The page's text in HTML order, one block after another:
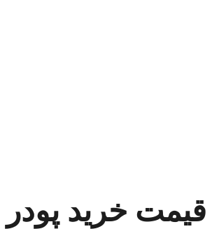
قیمت خرید پودر